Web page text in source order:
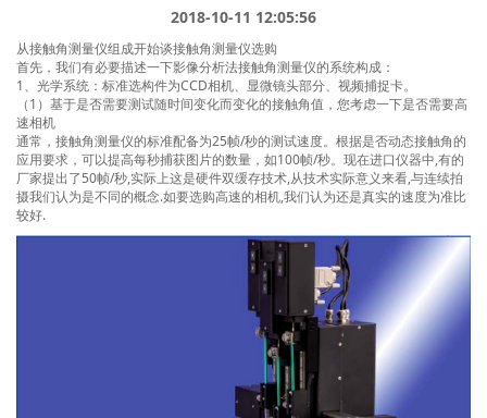
→ 最高温度可达200℃、最高压力可达70MPa
→ 基于阿莎®算法第一性原理驱动而非宽度测量法
→ 可实现广义Young-Laplace方程测试原油流变模量
→ 液滴锁定与粘附力测试技术，为中国三次采油
技术的进一步发展提供了全新视界
→ 纳升喷射针头与常规进液双系统
→ 力学铂金板法表面张力模块加持，测试固体表面是否存在有面污染
3D接触角测量仪 界面化学专业产品
2018-10-11 12:05:56
从接触角测量仪组成开始谈接触角测量仪选购
首先，我们有必要描述一下影像分析法接触角测量仪的系统构成：
1、光学系统：标准选构件为CCD相机、显微镜头部分、视频捕捉卡。
（1）基于是否需要测试随时间变化而变化的接触角值，您考虑一下是否需要高
速相机
通常，接触角测量仪的标准配备为25帧/秒的测试速度。根据是否动态接触角的
应用要求，可以提高每秒捕获图片的数量，如100帧/秒。现在进口仪器中,有的
厂家提出了50帧/秒,实际上这是硬件双缓存技术,从技术实际意义来看,与连续拍
摄我们认为是不同的概念.如要选购高速的相机,我们认为还是真实的速度为准比
较好.